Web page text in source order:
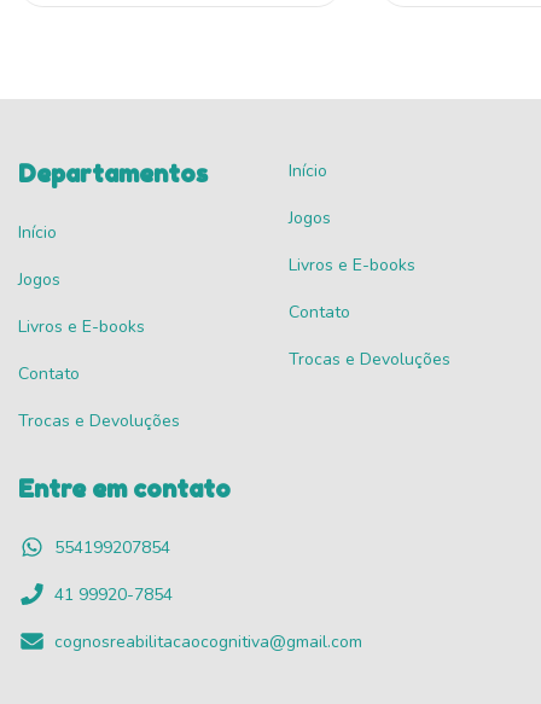
Departamentos
Início
Jogos
Livros e E-books
Contato
Trocas e Devoluções
Início
Jogos
Livros e E-books
Contato
Trocas e Devoluções
Entre em contato
554199207854
41 99920-7854
cognosreabilitacaocognitiva@gmail.com